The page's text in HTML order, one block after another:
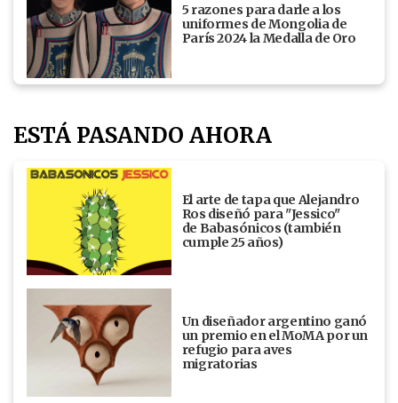
5 razones para darle a los
uniformes de Mongolia de
París 2024 la Medalla de Oro
ESTÁ PASANDO AHORA
El arte de tapa que Alejandro
Ros diseñó para "Jessico"
de Babasónicos (también
cumple 25 años)
Un diseñador argentino ganó
un premio en el MoMA por un
refugio para aves
migratorias